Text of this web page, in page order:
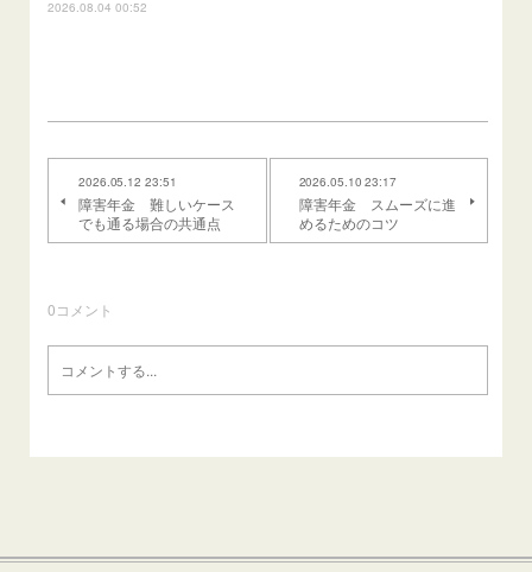
2026.08.04 00:52
2026.05.12 23:51
障害年金 難しいケース
でも通る場合の共通点
2026.05.10 23:17
障害年金 スムーズに進
めるためのコツ
0コメント